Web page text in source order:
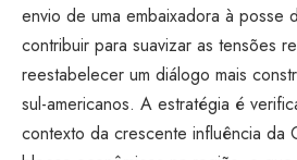
envio de uma embaixadora à posse
contribuir para suavizar as tensões
reestabelecer um diálogo mais
sul-americanos. A estratégia é
contexto da crescente influência da